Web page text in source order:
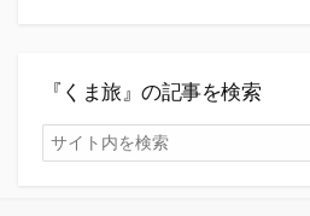
『くま旅』の記事を検索
検
索